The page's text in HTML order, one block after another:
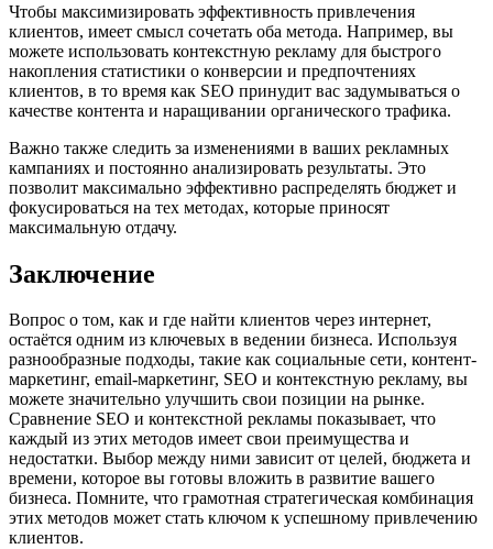
Чтобы максимизировать эффективность привлечения
клиентов, имеет смысл сочетать оба метода. Например, вы
можете использовать контекстную рекламу для быстрого
накопления статистики о конверсии и предпочтениях
клиентов, в то время как SEO принудит вас задумываться о
качестве контента и наращивании органического трафика.
Важно также следить за изменениями в ваших рекламных
кампаниях и постоянно анализировать результаты. Это
позволит максимально эффективно распределять бюджет и
фокусироваться на тех методах, которые приносят
максимальную отдачу.
Заключение
Вопрос о том, как и где найти клиентов через интернет,
остаётся одним из ключевых в ведении бизнеса. Используя
разнообразные подходы, такие как социальные сети, контент-
маркетинг, email-маркетинг, SEO и контекстную рекламу, вы
можете значительно улучшить свои позиции на рынке.
Сравнение SEO и контекстной рекламы показывает, что
каждый из этих методов имеет свои преимущества и
недостатки. Выбор между ними зависит от целей, бюджета и
времени, которое вы готовы вложить в развитие вашего
бизнеса. Помните, что грамотная стратегическая комбинация
этих методов может стать ключом к успешному привлечению
клиентов.